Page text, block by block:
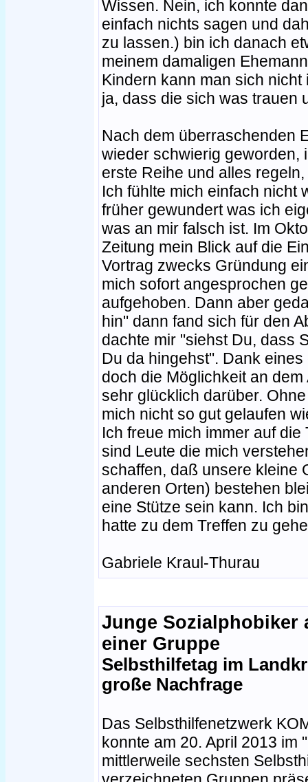
Wissen. Nein, ich konnte
einfach nichts sagen und
zu lassen.) bin ich danach
meinem damaligen
Kindern kann man sich
ja, dass die sich was trauen
Nach dem überraschenden
wieder schwierig geworden,
erste Reihe und alles
Ich fühlte mich einfach nicht
früher gewundert was ich
was an mir falsch ist. Im
Zeitung mein Blick auf die
Vortrag zwecks Gründung
mich sofort angesprochen
aufgehoben. Dann aber
hin" dann fand sich für den
dachte mir "siehst Du, dass
Du da hingehst". Dank
doch die Möglichkeit an
sehr glücklich darüber.
mich nicht so gut gelaufen
Ich freue mich immer auf
sind Leute die mich
schaffen, daß unsere kleine
anderen Orten) bestehen
eine Stütze sein kann. Ich
hatte zu dem Treffen zu
Gabriele Kraul-Thurau
Junge Sozialphobiker
einer Gruppe
Selbsthilfetag im
große Nachfrage
Das Selbsthilfenetzwerk
konnte am 20. April 2013 im
mittlerweile sechsten